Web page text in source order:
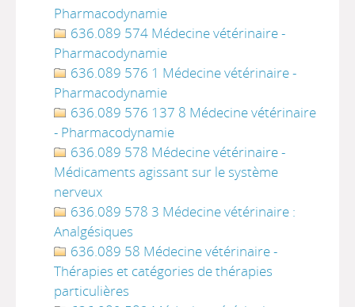
Pharmacodynamie
636.089 574 Médecine vétérinaire -
Pharmacodynamie
636.089 576 1 Médecine vétérinaire -
Pharmacodynamie
636.089 576 137 8 Médecine vétérinaire
- Pharmacodynamie
636.089 578 Médecine vétérinaire -
Médicaments agissant sur le système
nerveux
636.089 578 3 Médecine vétérinaire :
Analgésiques
636.089 58 Médecine vétérinaire -
Thérapies et catégories de thérapies
particulières